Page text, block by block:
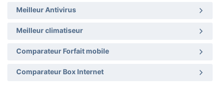
Meilleur Antivirus
Meilleur climatiseur
Comparateur Forfait mobile
Comparateur Box Internet